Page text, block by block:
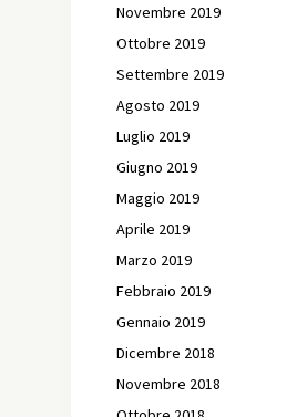
Novembre 2019
Ottobre 2019
Settembre 2019
Agosto 2019
Luglio 2019
Giugno 2019
Maggio 2019
Aprile 2019
Marzo 2019
Febbraio 2019
Gennaio 2019
Dicembre 2018
Novembre 2018